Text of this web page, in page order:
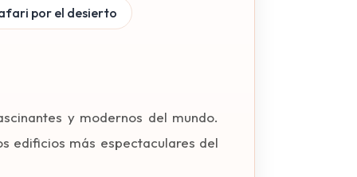
por el desierto
y modernos del mundo.
edificios más espectaculares del